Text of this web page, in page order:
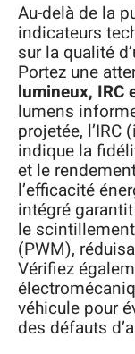
Au-delà de la
indicateurs
sur la qualité
Portez une
lumineux, IRC
lumens
projetée,
indique la
et le
l’efficacité
intégré
le
(PWM),
Vérifiez
véhicule pour
des défauts